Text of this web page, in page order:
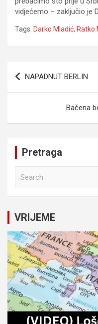
vidjećemo – zaključio je
Tags: Darko Mladić, Ratko
Navigacija
članaka
NAPADNUT BERLIN
Bačena
Pretraga
c
h
VRIJEME